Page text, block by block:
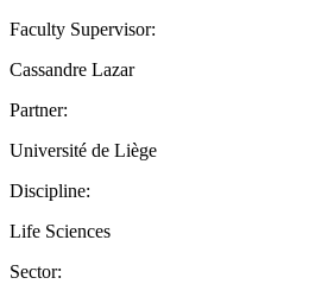
Faculty Supervisor:
Cassandre Lazar
Partner:
Université de Liège
Discipline:
Life Sciences
Sector: